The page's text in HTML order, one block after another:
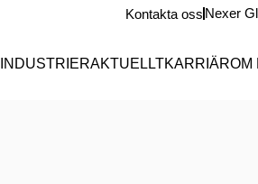
Kontakta oss Nexer
INDUSTRIERAKTUELLTKARRIÄROM